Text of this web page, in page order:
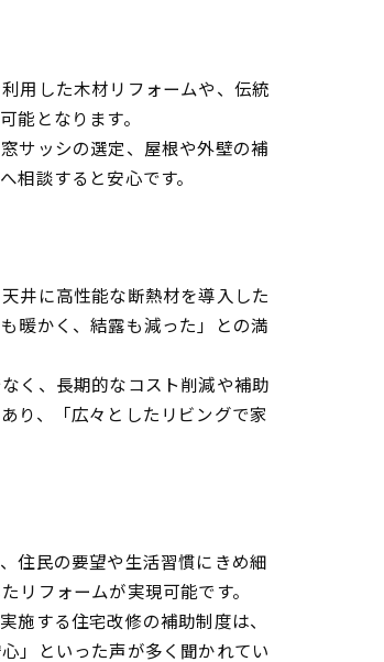
用した木材リフォームや、伝統
能となります。
サッシの選定、屋根や外壁の補
談すると安心です。
井に高性能な断熱材を導入した
暖かく、結露も減った」との満
く、長期的なコスト削減や補助
り、「広々としたリビングで家
住民の要望や生活習慣にきめ細
リフォームが実現可能です。
する住宅改修の補助制度は、
」といった声が多く聞かれてい